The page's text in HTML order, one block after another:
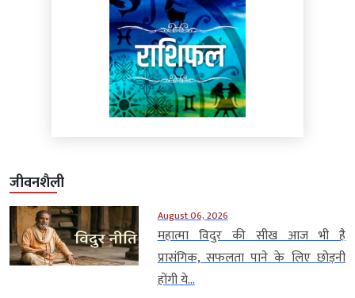
जीवनशैली
August 06, 2026
महात्मा विदुर की सीख आज भी है
प्रासंगिक, सफलता पाने के लिए छोड़नी
होंगी ये...